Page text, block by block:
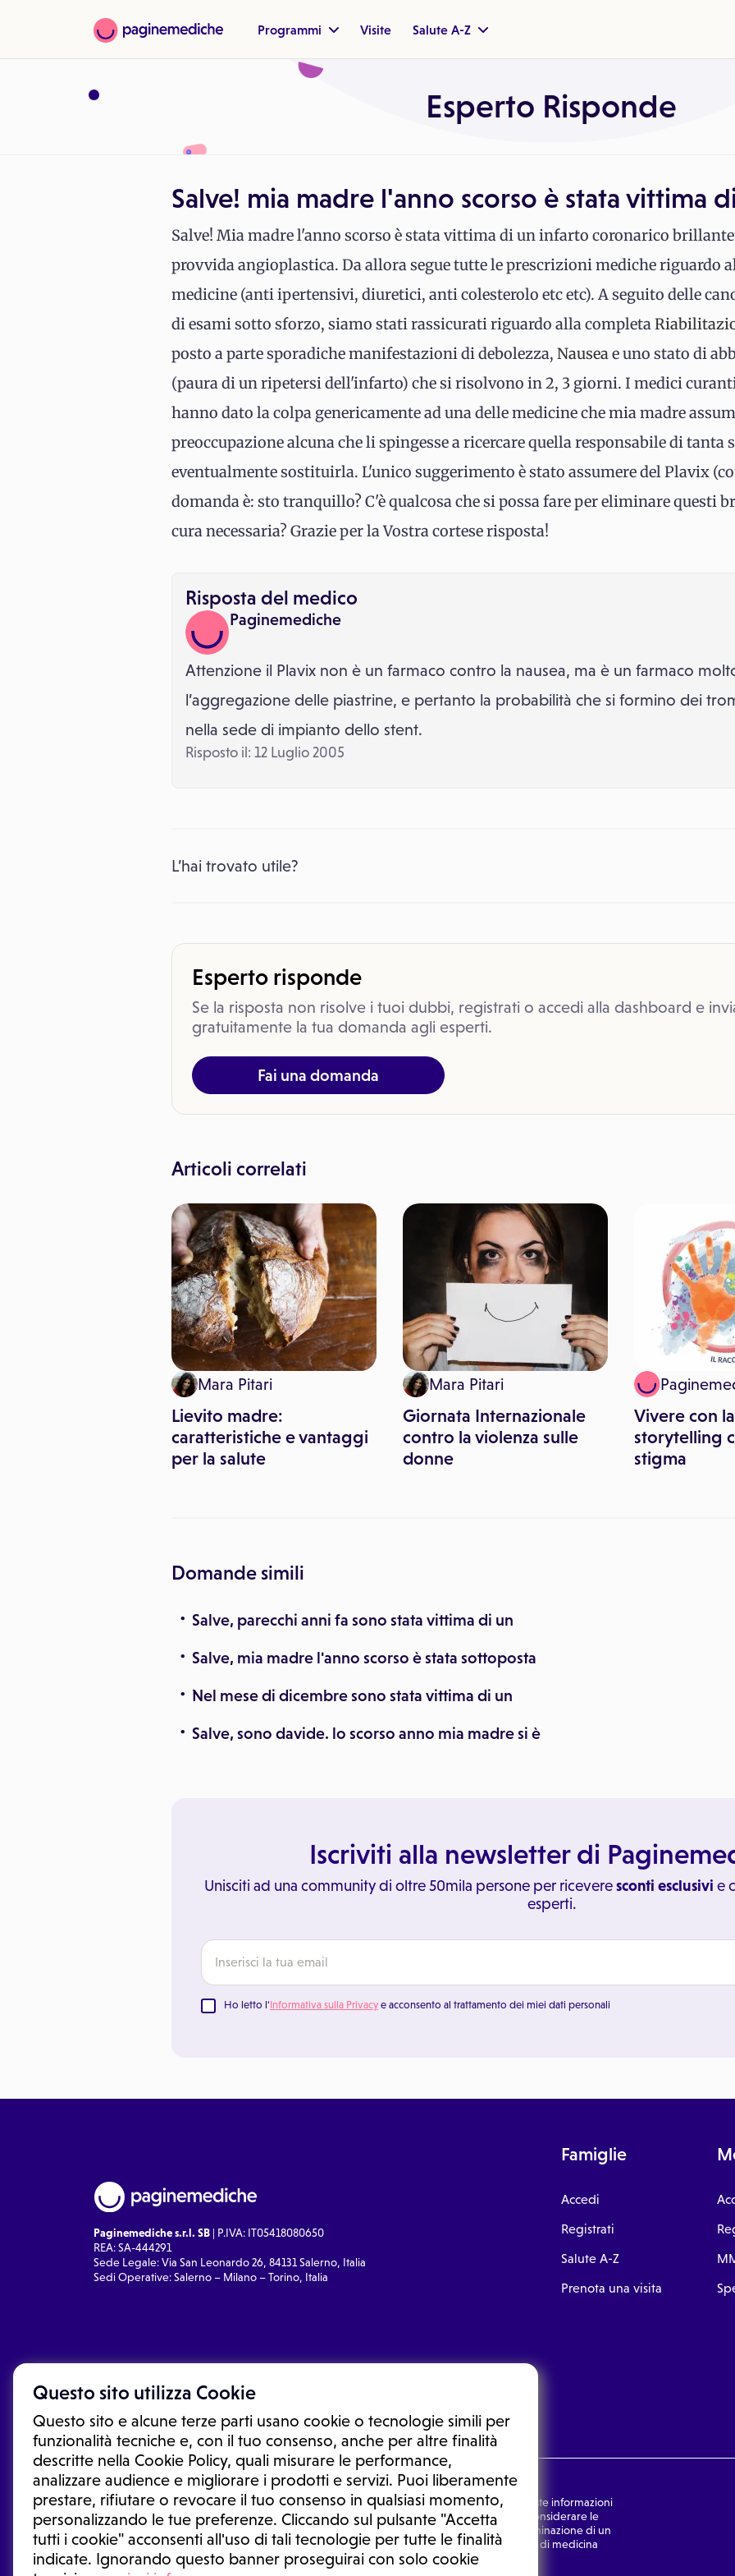
Questo sito utilizza Cookie
Questo sito e alcune terze parti usano cookie o tecnologie simili per
funzionalità tecniche e, con il tuo consenso, anche per altre finalità
descritte nella Cookie Policy, quali misurare le performance,
analizzare audience e migliorare i prodotti e servizi. Puoi liberamente
prestare, rifiutare o revocare il tuo consenso in qualsiasi momento,
personalizzando le tue preferenze. Cliccando sul pulsante "Accetta
tutti i cookie" acconsenti all'uso di tali tecnologie per tutte le finalità
indicate. Ignorando questo banner proseguirai con solo cookie
Programmi Visite Salute A-Z
Esperto Risponde
Salve! mia madre l'anno scorso è stata vittima
Salve! Mia madre l'anno scorso è stata vittima di un infarto coronarico
provvida angioplastica. Da allora segue tutte le prescrizioni mediche riguardo
medicine (anti ipertensivi, diuretici, anti colesterolo etc etc). A seguito delle
di esami sotto sforzo, siamo stati rassicurati riguardo alla completa
posto a parte sporadiche manifestazioni di debolezza, Nauseae uno stato di
(paura di un ripetersi dell'infarto) che si risolvono in 2, 3 giorni. I medici
hanno dato la colpa genericamente ad una delle medicine che mia madre
preoccupazione alcuna che li spingesse a ricercare quella responsabile di tanta
eventualmente sostituirla. L'unico suggerimento è stato assumere del Plavix
domanda è: sto tranquillo? C'è qualcosa che si possa fare per eliminare questi
cura necessaria? Grazie per la Vostra cortese risposta!
Risposta del medico
Paginemediche
Attenzione il Plavix non è un farmaco contro la nausea, ma è un farmaco
l’aggregazione delle piastrine, e pertanto la probabilità che si formino dei
nella sede di impianto dello stent.
Risposto il: 12 Luglio 2005
L’hai trovato utile?
Esperto risponde
Se la risposta non risolve i tuoi dubbi, registrati o accedi alla dashboard e
gratuitamente la tua domanda agli esperti.
Fai una domanda
Articoli correlati
Mara Pitari
Lievito madre:
caratteristiche e vantaggi
per la salute
Mara Pitari
Giornata Internazionale
contro la violenza sulle
donne
Vivere con
storytelling
stigma
Domande simili
Salve, parecchi anni fa sono stata vittima di un
Salve, mia madre l'anno scorso è stata sottoposta
Nel mese di dicembre sono stata vittima di un
Salve, sono davide. lo scorso anno mia madre si è
Iscriviti alla newsletter di
Unisciti ad una community di oltre 50mila persone per riceveresconti esclusivi e
esperti.
Ho letto l'Informativa sulla Privacy e acconsento al trattamento dei miei dati personali
Paginemediche s.r.l. SB | P.IVA: IT05418080650
REA: SA-444291
Sede Legale: Via San Leonardo 26, 84131 Salerno, Italia
Sedi Operative: Salerno – Milano – Torino, Italia
Famiglie
Accedi
Registrati
Salute A-Z
Prenota una visita
Le informazioni proposte in questo sito non sono un consulto medico. In nessun caso, queste informazioni
sostituiscono un consulto, una visita o una diagnosi formulata dal medico. Non si devono considerare le
informazioni disponibili come suggerimenti per la formulazione di una diagnosi, la determinazione di un
trattamento o l'assunzione o sospensione di un farmaco senza prima consultare un medico di medicina
generale o uno specialista.